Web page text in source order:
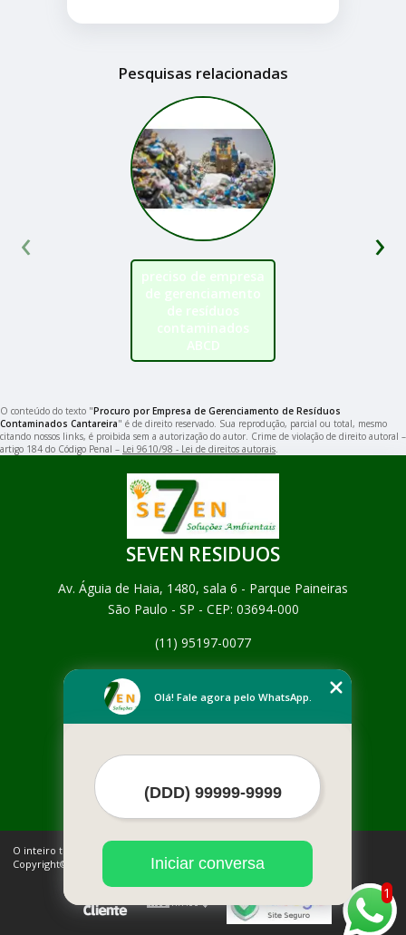
Pesquisas relacionadas
preciso de empresa
de gerenciamento
de resíduos
contaminados
ABCD
‹ ›
O conteúdo do texto "Procuro por Empresa de Gerenciamento de Resíduos
Contaminados Cantareira" é de direito reservado. Sua reprodução, parcial ou total, mesmo
citando nossos links, é proibida sem a autorização do autor. Crime de violação de direito autoral –
artigo 184 do Código Penal – Lei 9610/98 - Lei de direitos autorais.
SEVEN RESIDUOS
Av. Águia de Haia, 1480, sala 6 - Parque Paineiras
São Paulo - SP - CEP: 03694-000
(11) 95197-0077
Empresa
Contato
Mais Serviços
O inteiro teor deste site está sujeito à proteção de direitos autorais.
Copyright© SEVEN RESIDUOS (Lei 9610 de 19/02/1998)
1
Olá! Fale agora pelo WhatsApp.
Iniciar conversa